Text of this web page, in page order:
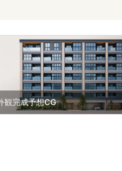
観完成予想CG